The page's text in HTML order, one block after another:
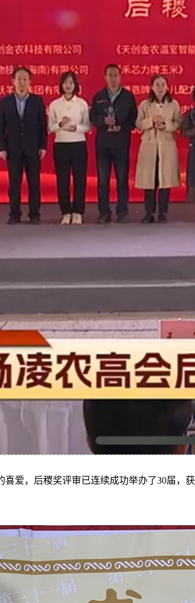
爱，后稷奖评审已连续成功举办了30届，